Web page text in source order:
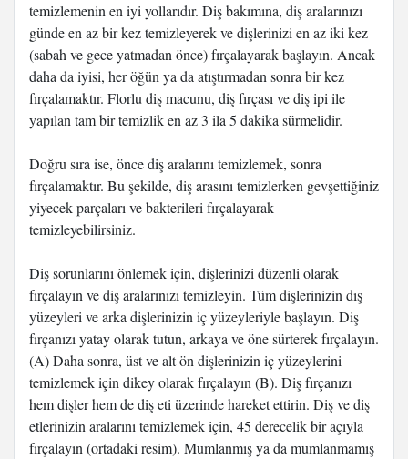
temizlemenin en iyi yollarıdır. Diş bakımına, diş aralarınızı
günde en az bir kez temizleyerek ve dişlerinizi en az iki kez
(sabah ve gece yatmadan önce) fırçalayarak başlayın. Ancak
daha da iyisi, her öğün ya da atıştırmadan sonra bir kez
fırçalamaktır. Florlu diş macunu, diş fırçası ve diş ipi ile
yapılan tam bir temizlik en az 3 ila 5 dakika sürmelidir.
Doğru sıra ise, önce diş aralarını temizlemek, sonra
fırçalamaktır. Bu şekilde, diş arasını temizlerken gevşettiğiniz
yiyecek parçaları ve bakterileri fırçalayarak
temizleyebilirsiniz.
Diş sorunlarını önlemek için, dişlerinizi düzenli olarak
fırçalayın ve diş aralarınızı temizleyin. Tüm dişlerinizin dış
yüzeyleri ve arka dişlerinizin iç yüzeyleriyle başlayın. Diş
fırçanızı yatay olarak tutun, arkaya ve öne sürterek fırçalayın.
(A) Daha sonra, üst ve alt ön dişlerinizin iç yüzeylerini
temizlemek için dikey olarak fırçalayın (B). Diş fırçanızı
hem dişler hem de diş eti üzerinde hareket ettirin. Diş ve diş
etlerinizin aralarını temizlemek için, 45 derecelik bir açıyla
fırçalayın (ortadaki resim). Mumlanmış ya da mumlanmamış